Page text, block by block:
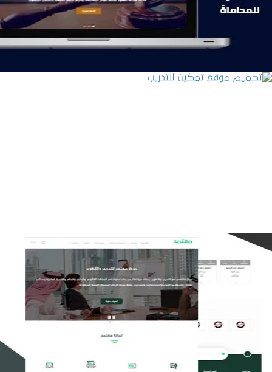
التفاصيل
تصميم منصة معتمد للتدريب
التفاصيل